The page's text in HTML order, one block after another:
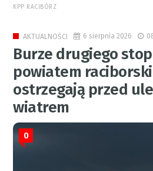
KPP RACIBÓRZ
AKTUALNOŚCI 6 sierpnia 2026
Burze drugiego
powiatem
ostrzegają przed
wiatrem
0